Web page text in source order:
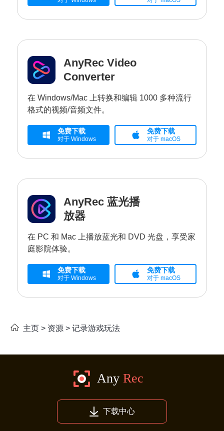
AnyRec Video
Converter
在 Windows/Mac 上转换和编辑 1000 多种流行
格式的视频/音频文件。
免费下载
对于 Windows
免费下载
对于 macOS
AnyRec 蓝光播
放器
在 PC 和 Mac 上播放蓝光和 DVD 光盘，享受家
庭影院体验。
免费下载
对于 Windows
免费下载
对于 macOS
主页 > 资源 > 记录游戏玩法
下载中心